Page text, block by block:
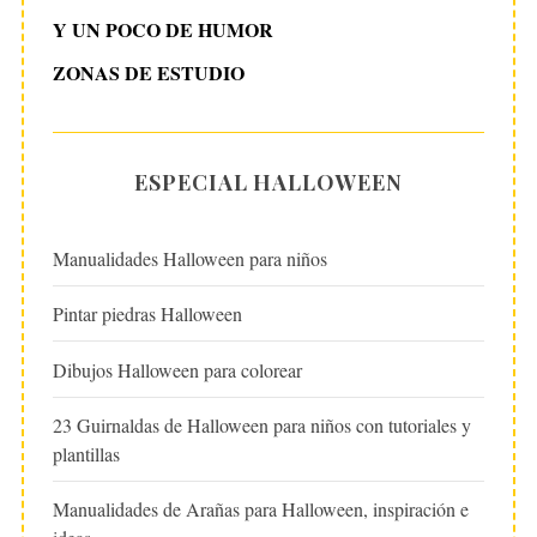
Y UN POCO DE HUMOR
ZONAS DE ESTUDIO
ESPECIAL HALLOWEEN
Manualidades Halloween para niños
Pintar piedras Halloween
Dibujos Halloween para colorear
23 Guirnaldas de Halloween para niños con tutoriales y
plantillas
Manualidades de Arañas para Halloween, inspiración e